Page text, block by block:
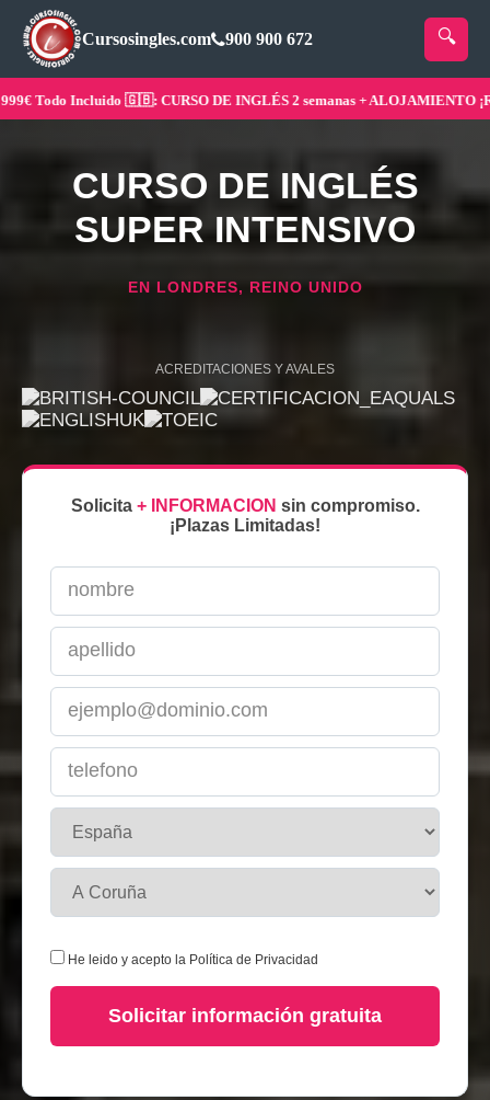
Cursosingles.com 900 900 672
Todo Incluido 🇬🇧: CURSO DE INGLÉS 2 semanas + ALOJAMIENTO
CURSO DE INGLÉS
SUPER INTENSIVO
EN LONDRES, REINO UNIDO
ACREDITACIONES Y AVALES
Solicita + INFORMACION sin compromiso.
¡Plazas Limitadas!
He leido y acepto la Política de Privacidad
Solicitar información gratuita